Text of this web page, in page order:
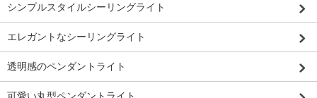
シンプルスタイルシーリングライト
エレガントなシーリングライト
透明感のペンダントライト
可愛い丸型ペンダントライト